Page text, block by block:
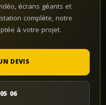
écrans géants et
complète, notre
à votre projet.
DEVIS
06